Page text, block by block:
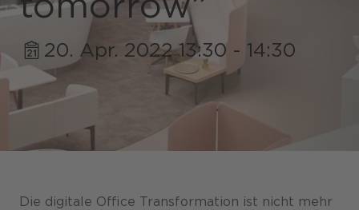
Shops / Marketplace / Portale
Unternehmen
20. Apr. 2022 13:30 - 14:30
Die digitale Office Transformation ist nicht mehr